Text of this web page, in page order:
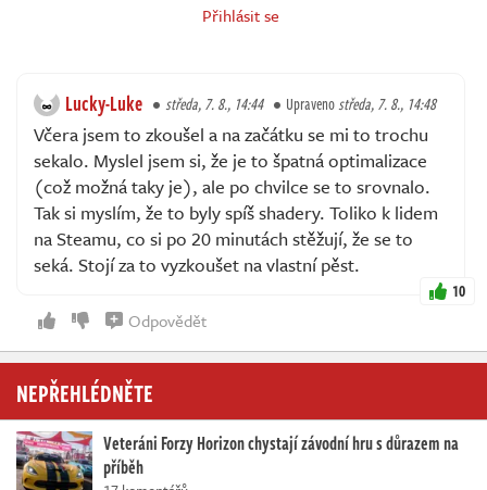
Přihlásit se
Lucky-Luke středa, 7. 8., 14:44 Upravenostředa, 7. 8., 14:48
Včera jsem to zkoušel a na začátku se mi to trochu
sekalo. Myslel jsem si, že je to špatná optimalizace
(což možná taky je), ale po chvilce se to srovnalo.
Tak si myslím, že to byly spíš shadery. Toliko k lidem
na Steamu, co si po 20 minutách stěžují, že se to
seká. Stojí za to vyzkoušet na vlastní pěst.
10
Odpovědět
NEPŘEHLÉDNĚTE
Veteráni Forzy Horizon chystají závodní hru s důrazem na
příběh